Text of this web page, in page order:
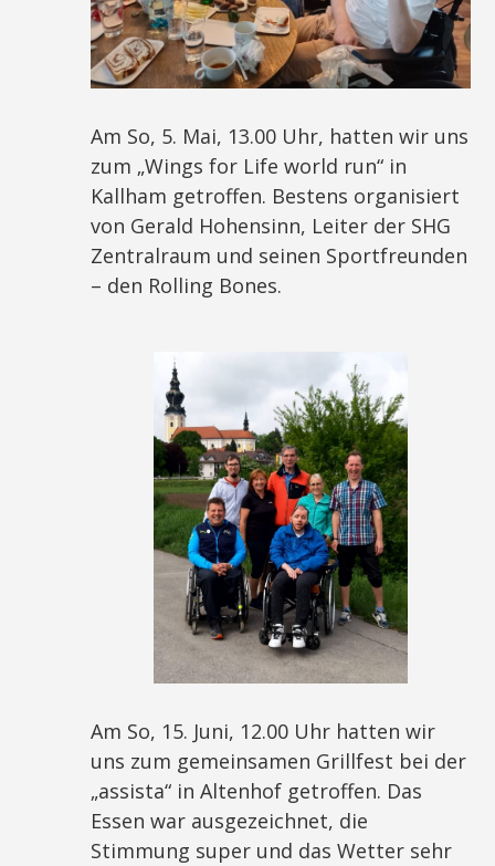
Am So, 5. Mai, 13.00 Uhr, hatten wir uns
zum „Wings for Life world run“ in
Kallham getroffen. Bestens organisiert
von Gerald Hohensinn, Leiter der SHG
Zentralraum und seinen Sportfreunden
– den Rolling Bones.
Am So, 15. Juni, 12.00 Uhr hatten wir
uns zum gemeinsamen Grillfest bei der
„assista“ in Altenhof getroffen. Das
Essen war ausgezeichnet, die
Stimmung super und das Wetter sehr